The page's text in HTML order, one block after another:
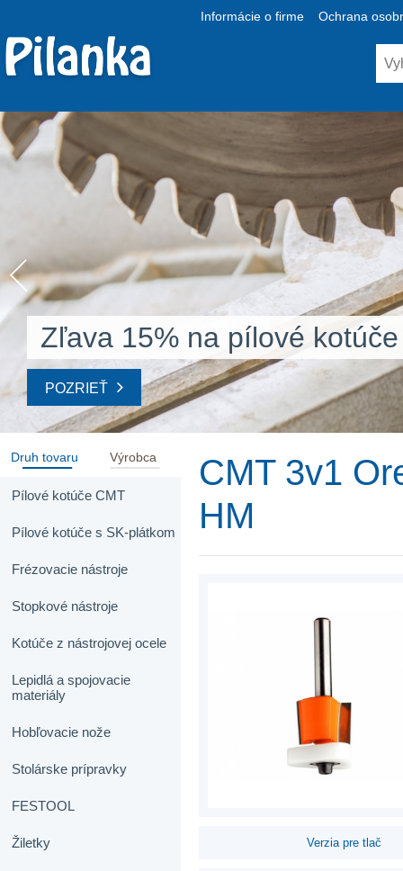
Informácie o firme Ochrana
Zľava 15% na pílové kotúče
POZRIEŤ
Druh tovaru Výrobca
Pílové kotúče CMT
Pílové kotúče s SK-plátkom
Frézovacie nástroje
Stopkové nástroje
Kotúče z nástrojovej ocele
Lepidlá a spojovacie
materiály
Hobľovacie nože
Stolárske prípravky
FESTOOL
Žiletky
CMT 3v1
HM
Verzia pre tlač